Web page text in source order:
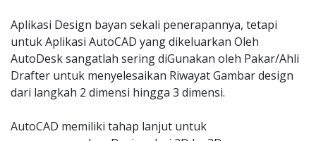
Aplikasi Design bayan sekali penerapannya, tetapi
untuk Aplikasi AutoCAD yang dikeluarkan Oleh
AutoDesk sangatlah sering diGunakan oleh Pakar/Ahli
Drafter untuk menyelesaikan Riwayat Gambar design
dari langkah 2 dimensi hingga 3 dimensi.
AutoCAD memiliki tahap lanjut untuk